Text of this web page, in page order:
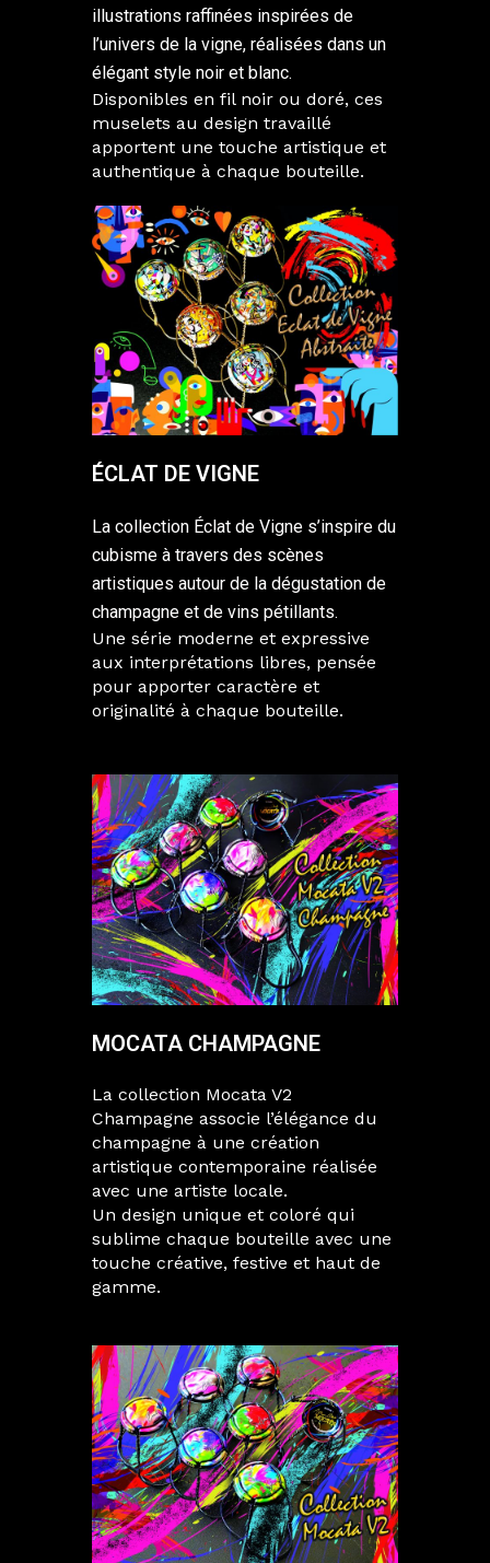
illustrations raffinées inspirées de
l’univers de la vigne, réalisées dans un
élégant style noir et blanc.
Disponibles en fil noir ou doré, ces
muselets au design travaillé
apportent une touche artistique et
authentique à chaque bouteille.
ÉCLAT DE VIGNE
La collection Éclat de Vigne s’inspire du
cubisme à travers des scènes
artistiques autour de la dégustation de
champagne et de vins pétillants.
Une série moderne et expressive
aux interprétations libres, pensée
pour apporter caractère et
originalité à chaque bouteille.
MOCATA CHAMPAGNE
La collection Mocata V2
Champagne associe l’élégance du
champagne à une création
artistique contemporaine réalisée
avec une artiste locale.
Un design unique et coloré qui
sublime chaque bouteille avec une
touche créative, festive et haut de
gamme.